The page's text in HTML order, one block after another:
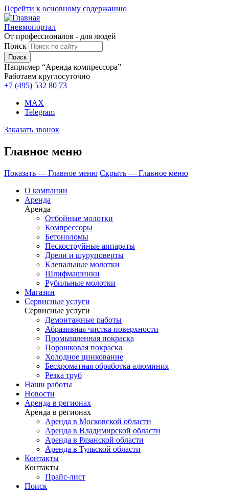
Перейти к основному содержанию
Пневмопортал
От профессионалов - для людей
Поиск
Например “Аренда компрессора”
Работаем круглосуточно
+7 (495) 532 80 73
MAX
Telegram
Заказать звонок
Главное меню
Показать — Главное меню Скрыть — Главное меню
О компании
Аренда
Аренда
Отбойные молотки
Компрессоры
Бетоноломы
Пескоструйные аппараты
Дрели и шуруповерты
Клепальные молотки
Шлифмашинки
Рубильные молотки
Магазин
Сервисные услуги
Сервисные услуги
Демонтажные работы
Абразивная чистка поверхности
Промышленная покраска
Порошковая покраска
Холодное цинкование
Бесхроматная обработка алюминия
Резка труб
Наши работы
Новости
Аренда в регионах
Аренда в регионах
Аренда в Московской области
Аренда в Владимирской области
Аренда в Рязанской области
Аренда в Тульской области
Контакты
Контакты
Прайс-лист
Поиск